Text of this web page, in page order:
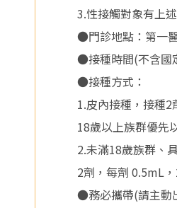
3.性接觸對象有上
●門診地點：第一
●接種時間(不含國
●接種方式：
1.皮內接種，接種
18歲以上族群優先
2.未滿18歲族群、
2劑，每劑 0.5mL
●務必攜帶(請主動